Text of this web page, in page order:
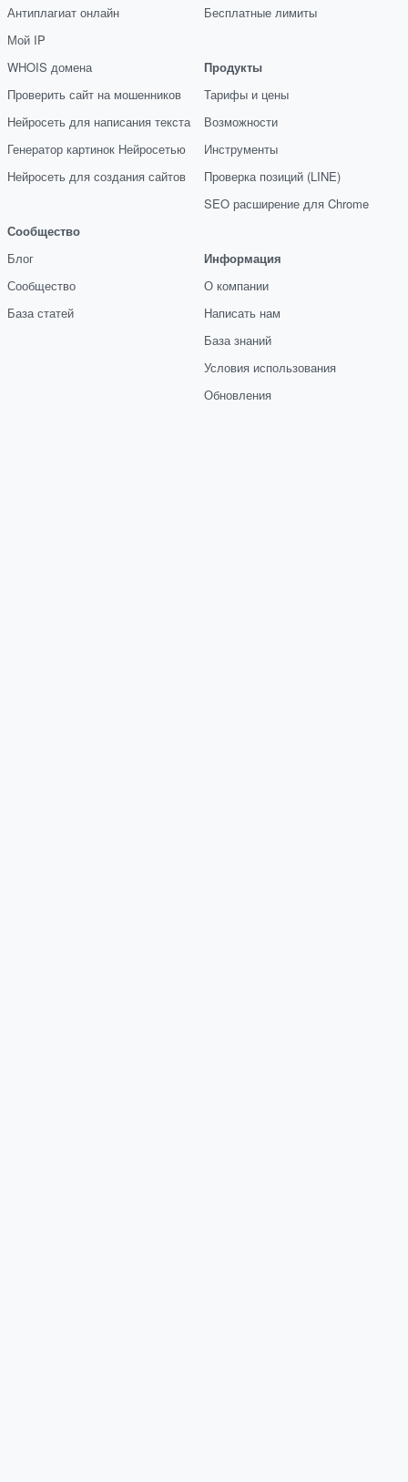
Антиплагиат онлайн
Мой IP
WHOIS домена
Проверить сайт на мошенников
Нейросеть для написания текста
Генератор картинок Нейросетью
Нейросеть для создания сайтов
Сообщество
Блог
Сообщество
База статей
Бесплатные лимиты
Продукты
Тарифы и цены
Возможности
Инструменты
Проверка позиций (LINE)
SEO расширение для Chrome
Информация
О компании
Написать нам
База знаний
Условия использования
Обновления